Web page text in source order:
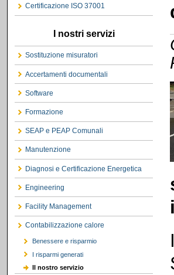
Certificazione ISO 37001
I nostri servizi
Sostituzione misuratori
Accertamenti documentali
Software
Formazione
SEAP e PEAP Comunali
Manutenzione
Diagnosi e Certificazione Energetica
Engineering
Facility Management
Contabilizzazione calore
Benessere e risparmio
I risparmi generati
Il nostro servizio